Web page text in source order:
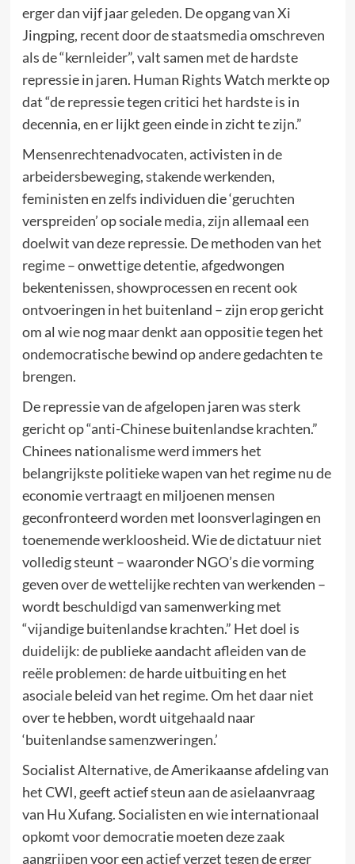
erger dan vijf jaar geleden. De opgang van Xi
Jingping, recent door de staatsmedia omschreven
als de “kernleider”, valt samen met de hardste
repressie in jaren. Human Rights Watch merkte op
dat “de repressie tegen critici het hardste is in
decennia, en er lijkt geen einde in zicht te zijn.”
Mensenrechtenadvocaten, activisten in de
arbeidersbeweging, stakende werkenden,
feministen en zelfs individuen die ‘geruchten
verspreiden’ op sociale media, zijn allemaal een
doelwit van deze repressie. De methoden van het
regime – onwettige detentie, afgedwongen
bekentenissen, showprocessen en recent ook
ontvoeringen in het buitenland – zijn erop gericht
om al wie nog maar denkt aan oppositie tegen het
ondemocratische bewind op andere gedachten te
brengen.
De repressie van de afgelopen jaren was sterk
gericht op “anti-Chinese buitenlandse krachten.”
Chinees nationalisme werd immers het
belangrijkste politieke wapen van het regime nu de
economie vertraagt en miljoenen mensen
geconfronteerd worden met loonsverlagingen en
toenemende werkloosheid. Wie de dictatuur niet
volledig steunt – waaronder NGO’s die vorming
geven over de wettelijke rechten van werkenden –
wordt beschuldigd van samenwerking met
“vijandige buitenlandse krachten.” Het doel is
duidelijk: de publieke aandacht afleiden van de
reële problemen: de harde uitbuiting en het
asociale beleid van het regime. Om het daar niet
over te hebben, wordt uitgehaald naar
‘buitenlandse samenzweringen.’
Socialist Alternative, de Amerikaanse afdeling van
het CWI, geeft actief steun aan de asielaanvraag
van Hu Xufang. Socialisten en wie internationaal
opkomt voor democratie moeten deze zaak
aangrijpen voor een actief verzet tegen de erger